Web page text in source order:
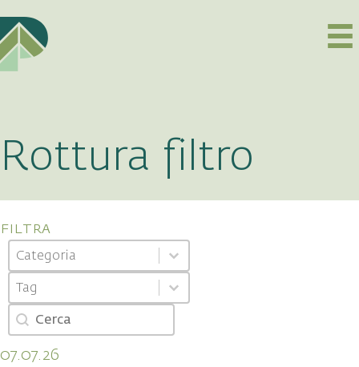
Rottura filtro
filtra
Categoria
Select content
Select content
Tag
Select content
Select content
Cerca
Search content
07.07.26